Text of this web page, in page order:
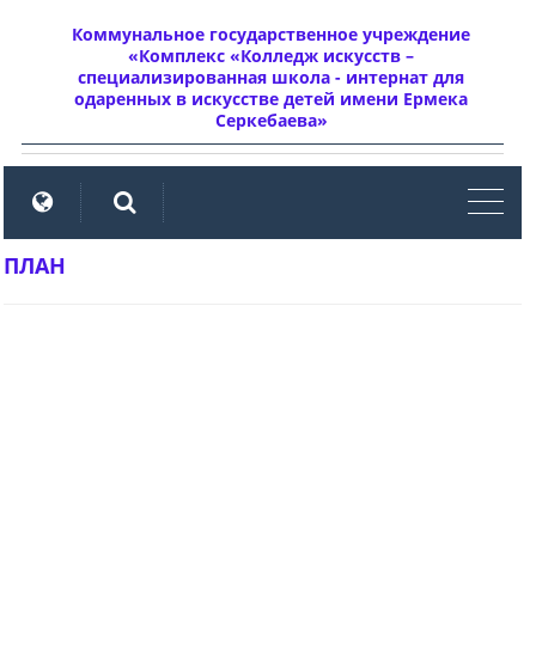
Коммунальное государственное учреждение
«Комплекс «Колледж искусств –
специализированная школа - интернат для
одаренных в искусстве детей имени Ермека
Серкебаева»
ПЛАН